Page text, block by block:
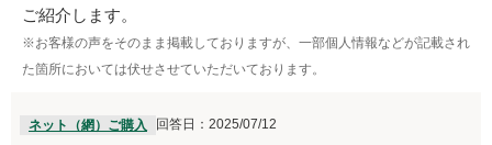
ご紹介します。
※お客様の声をそのまま掲載しておりますが、一部個人情報などが記載され
た箇所においては伏せさせていただいております。
ネット（網）ご購入 回答日：2025/07/12